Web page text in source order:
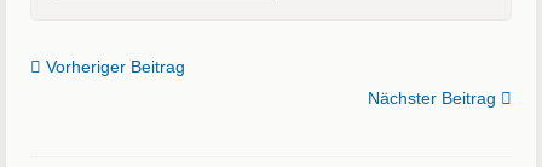
Vorheriger Beitrag
Nächster Beitrag